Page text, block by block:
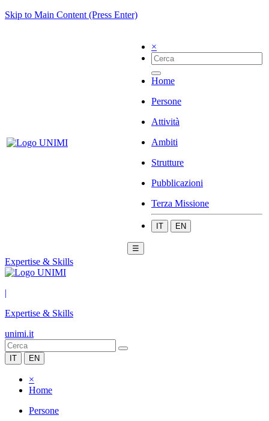
Skip to Main Content (Press Enter)
×
Home
Persone
Attività
Ambiti
Strutture
Pubblicazioni
Terza Missione
IT EN
☰
Expertise & Skills
|
Expertise & Skills
unimi.it
IT EN
×
Home
Persone